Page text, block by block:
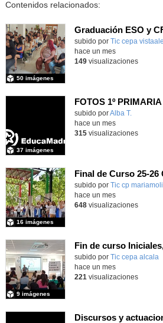
Contenidos relacionados:
Graduación ESO y
subido por Tic cepa
50 imágenes
hace un mes
149visualizaciones
subido porAlba T.
37 imágenes
hace un mes
315visualizaciones
subido por Tic cp
16 imágenes
hace un mes
648visualizaciones
subido por Tic cepa alcala
9 imágenes
hace un mes
221 visualizaciones